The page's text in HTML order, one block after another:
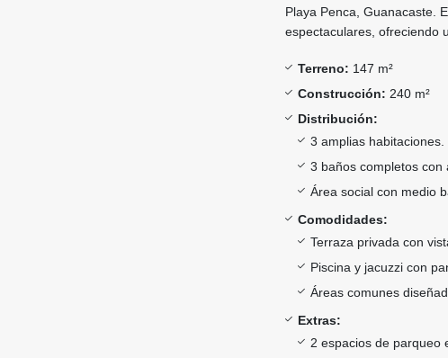
Playa Penca, Guanacaste.
espectaculares, ofreciendo
Terreno: 147 m²
Construcción: 240 m²
Distribución:
3 amplias habitaciones.
3 baños completos con
Área social con medio
Comodidades:
Terraza privada con
Piscina y jacuzzi con
Áreas comunes
Extras:
2 espacios de parqueo